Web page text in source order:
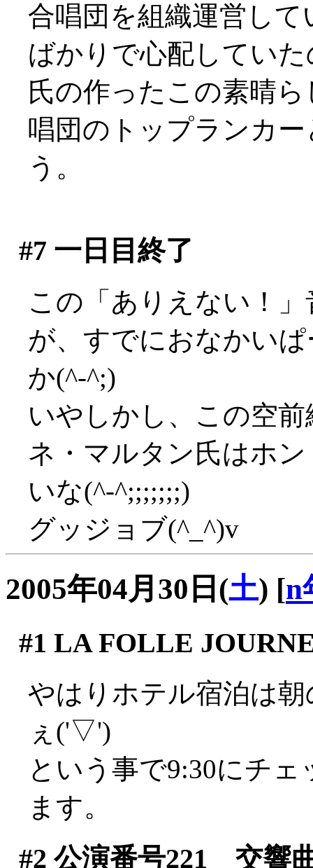
合唱団を組織運営し
ばかりで心配してい
氏の作ったこの素晴
唱団のトップランカ
う。
#7 一日目終了
この「ありえない！
が、すでにおなかい
か(^-^;)
いやしかし、この空
ネ・マルタン氏はホ
いな(^-^;;;;;;;)
グッジョブ(^_^)v
2005年04月30日(土) [n
#1 LA FOLLE
やはりホテル宿泊は
ぇ('▽')
という事で9:30にチ
ます。
#2 公演番号221 交響